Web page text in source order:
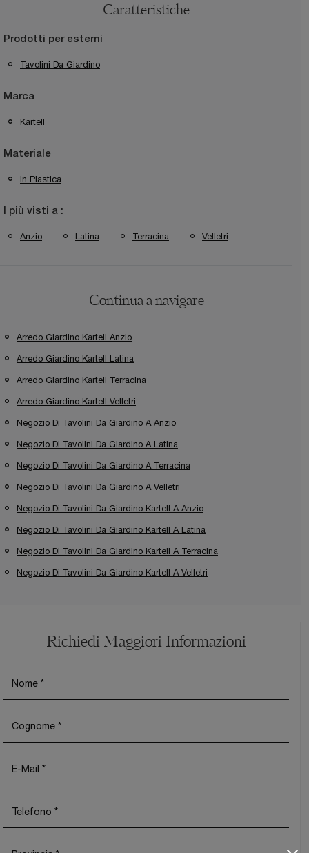
Caratteristiche
Prodotti per esterni
Tavolini Da Giardino
Marca
Kartell
Materiale
In Plastica
I più visti a :
Anzio Latina Terracina Velletri
Continua a navigare
Arredo Giardino Kartell Anzio
Arredo Giardino Kartell Latina
Arredo Giardino Kartell Terracina
Arredo Giardino Kartell Velletri
Negozio Di Tavolini Da Giardino A Anzio
Negozio Di Tavolini Da Giardino A Latina
Negozio Di Tavolini Da Giardino A Terracina
Negozio Di Tavolini Da Giardino A Velletri
Negozio Di Tavolini Da Giardino Kartell A Anzio
Negozio Di Tavolini Da Giardino Kartell A Latina
Negozio Di Tavolini Da Giardino Kartell A Terracina
Negozio Di Tavolini Da Giardino Kartell A Velletri
Richiedi Maggiori Informazioni